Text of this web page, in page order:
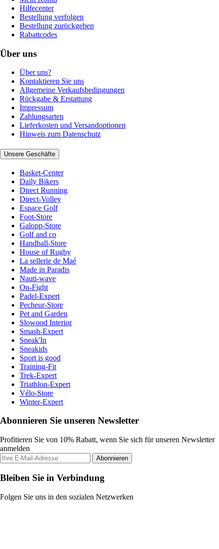
Hilfecenter
Bestellung verfolgen
Bestellung zurückgeben
Rabattcodes
Über uns
Über uns?
Kontaktieren Sie uns
Allgemeine Verkaufsbedingungen
Rückgabe & Erstattung
Impressum
Zahlungsarten
Lieferkosten und Versandoptionen
Hinweis zum Datenschutz
Unsere Geschäfte
Basket-Center
Daily Bikers
Direct Running
Direct-Volley
Espace Golf
Foot-Store
Galopp-Store
Golf and co
Handball-Store
House of Rugby
La sellerie de Maé
Made in Paradis
Nauti-wave
On-Fight
Padel-Expert
Pecheur-Store
Pet and Garden
Slowood Interior
Smash-Expert
Sneak'In
Sneakids
Sport is good
Training-Fit
Trek-Expert
Triathlon-Expert
Vélo-Store
Winter-Expert
Abonnieren Sie unseren Newsletter
Profitieren Sie von 10% Rabatt, wenn Sie sich für unseren Newsletter
anmelden
Abonnieren
Bleiben Sie in Verbindung
Folgen Sie uns in den sozialen Netzwerken